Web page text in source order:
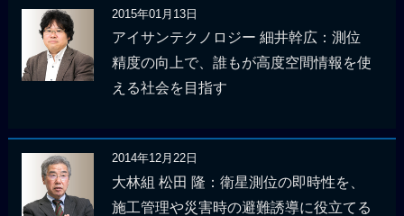
2015年01月13日
アイサンテクノロジー 細井幹広：測位
精度の向上で、誰もが高度空間情報を使
える社会を目指す
2014年12月22日
大林組 松田 隆：衛星測位の即時性を、
施工管理や災害時の避難誘導に役立てる